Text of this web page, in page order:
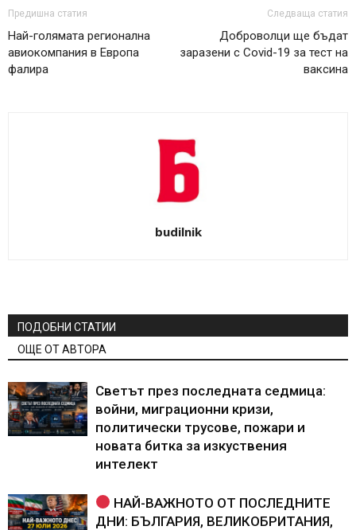
Предишна статия
Най-голямата регионална
авиокомпания в Европа
фалира
Следваща статия
Доброволци ще бъдат
заразени с Covid-19 за тест на
ваксина
budilnik
ПОДОБНИ СТАТИИ
ОЩЕ ОТ АВТОРА
Светът през последната седмица:
войни, миграционни кризи,
политически трусове, пожари и
новата битка за изкуствения
интелект
НАЙ-ВАЖНОТО ОТ ПОСЛЕДНИТЕ
ДНИ: БЪЛГАРИЯ, ВЕЛИКОБРИТАНИЯ,